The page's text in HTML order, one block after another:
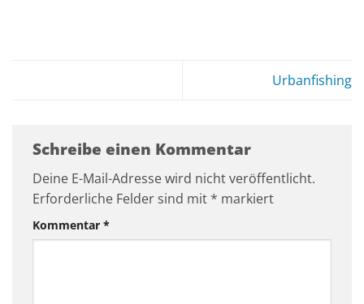
Urbanfishing
Schreibe einen Kommentar
Deine E-Mail-Adresse wird nicht veröffentlicht.
Erforderliche Felder sind mit * markiert
Kommentar *